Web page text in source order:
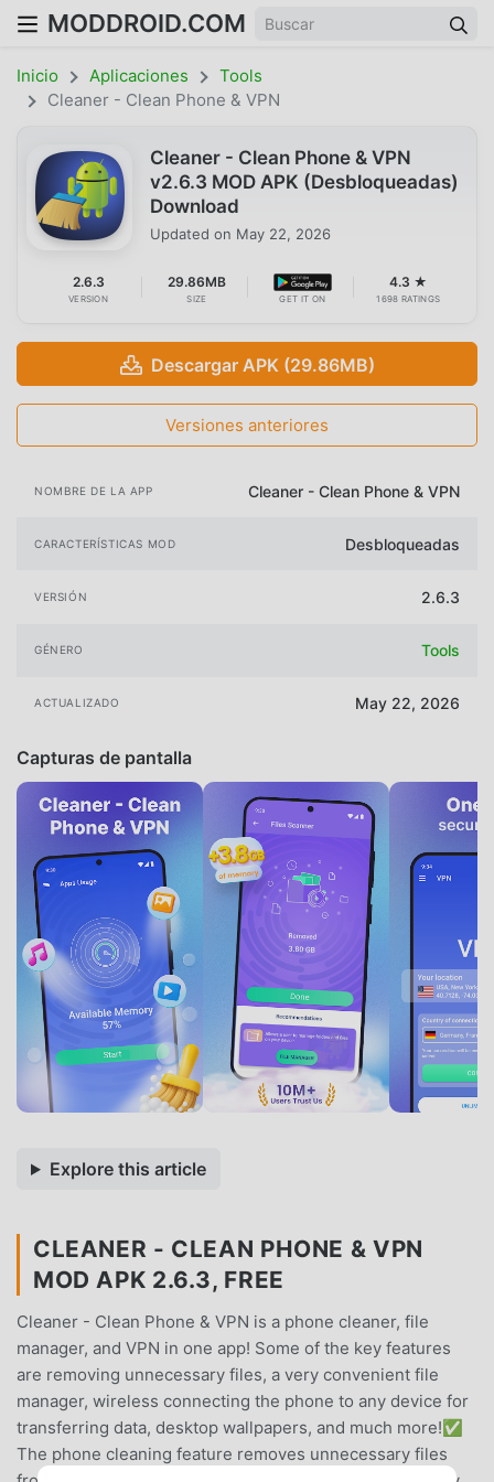
MODDROID.COM
Inicio Aplicaciones
Tools
Cleaner - Clean Phone & VPN
Cleaner - Clean Phone & VPN
v2.6.3 MOD APK (Desbloqueadas)
Download
Updated on May 22, 2026
2.6.3
VERSION
29.86MB
SIZE GET IT ON
4.3 ★
1698 RATINGS
Descargar APK (29.86MB)
Versiones anteriores
NOMBRE DE LA APP Cleaner - Clean Phone & VPN
CARACTERÍSTICAS MOD Desbloqueadas
VERSIÓN 2.6.3
GÉNERO Tools
ACTUALIZADO May 22, 2026
Capturas de pantalla
Explore this article
CLEANER - CLEAN PHONE & VPN
MOD APK 2.6.3, FREE
Cleaner - Clean Phone & VPN is a phone cleaner, file
manager, and VPN in one app! Some of the key features
are removing unnecessary files, a very convenient file
manager, wireless connecting the phone to any device for
transferring data, desktop wallpapers, and much more!✅
The phone cleaning feature removes unnecessary files